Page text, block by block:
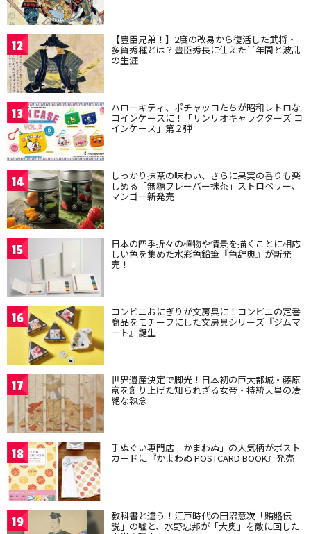
12 【豊臣兄弟！】2度の改易から復活した武将・
多賀秀種とは？豊臣秀長に仕えた半年間と波乱
の生涯
13 ハローキティ、ポチャッコたちが昭和レトロな
コインケースに！「サンリオキャラクターズ コ
インケース」第２弾
14 しっかり抹茶の味わい、さらに果実の香りも楽
しめる「無糖フレーバー抹茶」ストロベリー、
マンゴー新発売
15 日本の四季折々の植物や情景を描くことに相応
しい色を集めた水彩色鉛筆『色辞典』が新発
売！
16 コンビニおにぎりが文房具に！コンビニの定番
商品をモチーフにした文房具シリーズ『ジムマ
ート』誕生
17 世界遺産決定で脚光！日本初の巨大都城・藤原
京を創り上げた知られざる女帝・持統天皇の凄
絶な執念
18 手ぬぐい専門店「かまわぬ」の人気柄がポスト
カードに『かまわぬ POSTCARD BOOK』発売
19 教科書と違う！江戸時代の田沼意次「賄賂伝
説」の嘘と、水野忠邦が「大奥」を敵に回した